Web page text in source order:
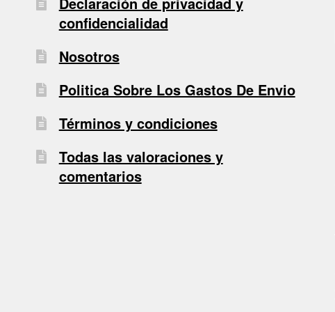
confidencialidad
Nosotros
Politica Sobre Los Gastos De Envio
Términos y condiciones
Todas las valoraciones y
comentarios